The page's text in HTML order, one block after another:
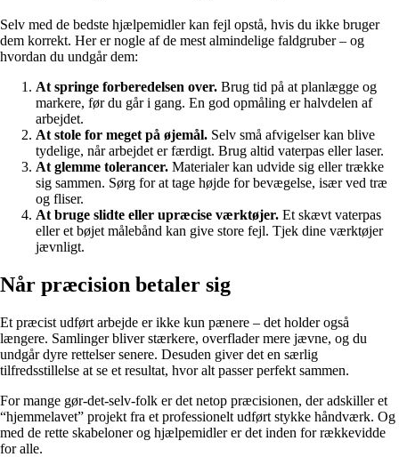
Selv med de bedste hjælpemidler kan fejl opstå, hvis du ikke bruger
dem korrekt. Her er nogle af de mest almindelige faldgruber – og
hvordan du undgår dem:
At springe forberedelsen over. Brug tid på at planlægge og
markere, før du går i gang. En god opmåling er halvdelen af
arbejdet.
At stole for meget på øjemål. Selv små afvigelser kan blive
tydelige, når arbejdet er færdigt. Brug altid vaterpas eller laser.
At glemme tolerancer. Materialer kan udvide sig eller trække
sig sammen. Sørg for at tage højde for bevægelse, især ved træ
og fliser.
At bruge slidte eller upræcise værktøjer. Et skævt vaterpas
eller et bøjet målebånd kan give store fejl. Tjek dine værktøjer
jævnligt.
Når præcision betaler sig
Et præcist udført arbejde er ikke kun pænere – det holder også
længere. Samlinger bliver stærkere, overflader mere jævne, og du
undgår dyre rettelser senere. Desuden giver det en særlig
tilfredsstillelse at se et resultat, hvor alt passer perfekt sammen.
For mange gør-det-selv-folk er det netop præcisionen, der adskiller et
“hjemmelavet” projekt fra et professionelt udført stykke håndværk. Og
med de rette skabeloner og hjælpemidler er det inden for rækkevidde
for alle.